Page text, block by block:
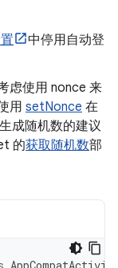
中停用自动登
虑使用 nonce 来
用 setNonce 在
成随机数的建议
的获取随机数部